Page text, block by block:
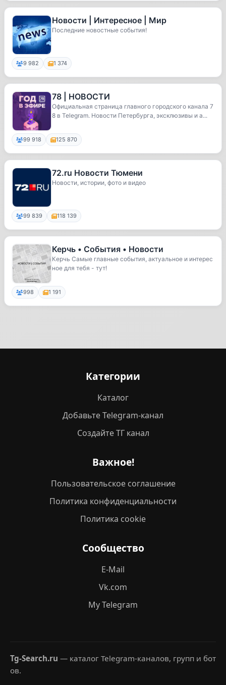
Новости | Интересное | Мир
Последние новостные события!
9 982 1 374
78 | НОВОСТИ
Официальная страница главного городского канала 7
8 в Telegram. Новости Петербурга, эксклюзивы и а...
99 918 125 870
72.ru Новости Тюмени
Новости, истории, фото и видео
99 839 118 139
Керчь • События • Новости
Керчь Самые главные события, актуальное и интерес
ное для тебя - тут!
998 1 191
Категории
Каталог
Добавьте Telegram-канал
Создайте ТГ канал
Важное!
Пользовательское соглашение
Политика конфиденциальности
Политика cookie
Сообщество
E-Mail
Vk.com
My Telegram
Tg-Search.ru — каталог Telegram-каналов, групп и бот
ов.